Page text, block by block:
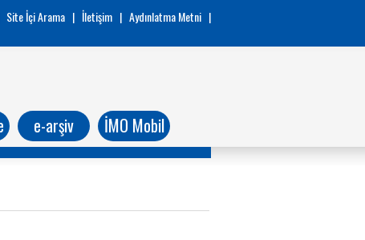
Site İçi Arama | İletişim | Aydınlatma Metni |
e-arşiv İMO Mobil